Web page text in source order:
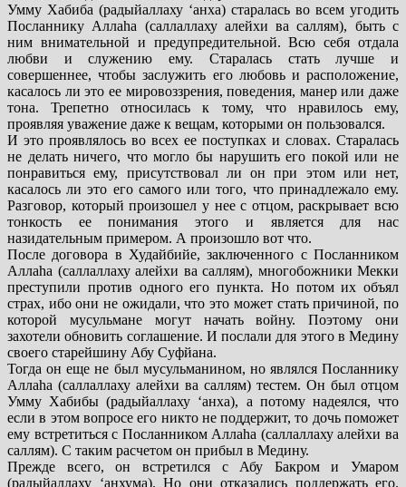
Умму Хабиба (радыйаллаху ‘анха) старалась во всем угодить
Посланнику Аллаhа (саллаллаху алейхи ва саллям), быть с
ним внимательной и предупредительной. Всю себя отдала
любви и служению ему. Старалась стать лучше и
совершеннее, чтобы заслужить его любовь и расположение,
касалось ли это ее мировоззрения, поведения, манер или даже
тона. Трепетно относилась к тому, что нравилось ему,
проявляя уважение даже к вещам, которыми он пользовался.
И это проявлялось во всех ее поступках и словах. Старалась
не делать ничего, что могло бы нарушить его покой или не
понравиться ему, присутствовал ли он при этом или нет,
касалось ли это его самого или того, что принадлежало ему.
Разговор, который произошел у нее с отцом, раскрывает всю
тонкость ее понимания этого и является для нас
назидательным примером. А произошло вот что.
После договора в Худайбийе, заключенного с Посланником
Аллаhа (саллаллаху алейхи ва саллям), многобожники Мекки
преступили против одного его пункта. Но потом их объял
страх, ибо они не ожидали, что это может стать причиной, по
которой мусульмане могут начать войну. Поэтому они
захотели обновить соглашение. И послали для этого в Медину
своего старейшину Абу Суфйана.
Тогда он еще не был мусульманином, но являлся Посланнику
Аллаhа (саллаллаху алейхи ва саллям) тестем. Он был отцом
Умму Хабибы (радыйаллаху ‘анха), а потому надеялся, что
если в этом вопросе его никто не поддержит, то дочь поможет
ему встретиться с Посланником Аллаhа (саллаллаху алейхи ва
саллям). С таким расчетом он прибыл в Медину.
Прежде всего, он встретился с Абу Бакром и Умаром
(радыйаллаху ‘анхума). Но они отказались поддержать его.